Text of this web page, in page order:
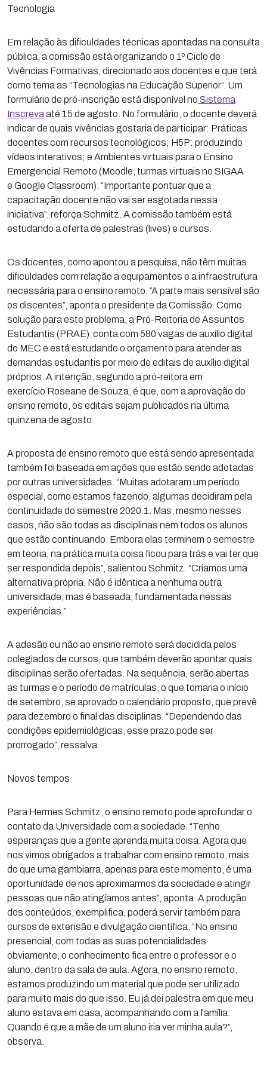
Tecnologia
Em relação às dificuldades técnicas apontadas na consulta
pública, a comissão está organizando o 1º Ciclo de
Vivências Formativas, direcionado aos docentes e que terá
como tema as “Tecnologias na Educação Superior”. Um
formulário de pré-inscrição está disponível no Sistema
Inscreva até 15 de agosto. No formulário, o docente deverá
indicar de quais vivências gostaria de participar: Práticas
docentes com recursos tecnológicos; H5P: produzindo
vídeos interativos; e Ambientes virtuais para o Ensino
Emergencial Remoto (Moodle, turmas virtuais no SIGAA
e Google Classroom). “Importante pontuar que a
capacitação docente não vai ser esgotada nessa
iniciativa”, reforça Schmitz. A comissão também está
estudando a oferta de palestras (lives) e cursos.
Os docentes, como apontou a pesquisa, não têm muitas
dificuldades com relação a equipamentos e a infraestrutura
necessária para o ensino remoto. “A parte mais sensível são
os discentes”, aponta o presidente da Comissão. Como
solução para este problema, a Pró-Reitoria de Assuntos
Estudantis (PRAE) conta com 580 vagas de auxilio digital
do MEC e está estudando o orçamento para atender as
demandas estudantis por meio de editais de auxílio digital
próprios. A intenção, segundo a pró-reitora em
exercício Roseane de Souza, é que, com a aprovação do
ensino remoto, os editais sejam publicados na última
quinzena de agosto.
A proposta de ensino remoto que está sendo apresentada
também foi baseada em ações que estão sendo adotadas
por outras universidades. “Muitas adotaram um período
especial, como estamos fazendo, algumas decidiram pela
continuidade do semestre 2020.1. Mas, mesmo nesses
casos, não são todas as disciplinas nem todos os alunos
que estão continuando. Embora elas terminem o semestre
em teoria, na prática muita coisa ficou para trás e vai ter que
ser respondida depois”, salientou Schmitz. “Criamos uma
alternativa própria. Não é idêntica a nenhuma outra
universidade, mas é baseada, fundamentada nessas
experiências.”
A adesão ou não ao ensino remoto será decidida pelos
colegiados de cursos, que também deverão apontar quais
disciplinas serão ofertadas. Na sequência, serão abertas
as turmas e o período de matrículas, o que tomaria o início
de setembro, se aprovado o calendário proposto, que prevê
para dezembro o final das disciplinas. “Dependendo das
condições epidemiológicas, esse prazo pode ser
prorrogado”, ressalva.
Novos tempos
Para Hermes Schmitz, o ensino remoto pode aprofundar o
contato da Universidade com a sociedade. “Tenho
esperanças que a gente aprenda muita coisa. Agora que
nos vimos obrigados a trabalhar com ensino remoto, mais
do que uma gambiarra, apenas para este momento, é uma
oportunidade de nos aproximarmos da sociedade e atingir
pessoas que não atingíamos antes”, aponta. A produção
dos conteúdos, exemplifica, poderá servir também para
cursos de extensão e divulgação científica. “No ensino
presencial, com todas as suas potencialidades
obviamente, o conhecimento fica entre o professor e o
aluno, dentro da sala de aula. Agora, no ensino remoto,
estamos produzindo um material que pode ser utilizado
para muito mais do que isso. Eu já dei palestra em que meu
aluno estava em casa, acompanhando com a família.
Quando é que a mãe de um aluno iria ver minha aula?”,
observa.